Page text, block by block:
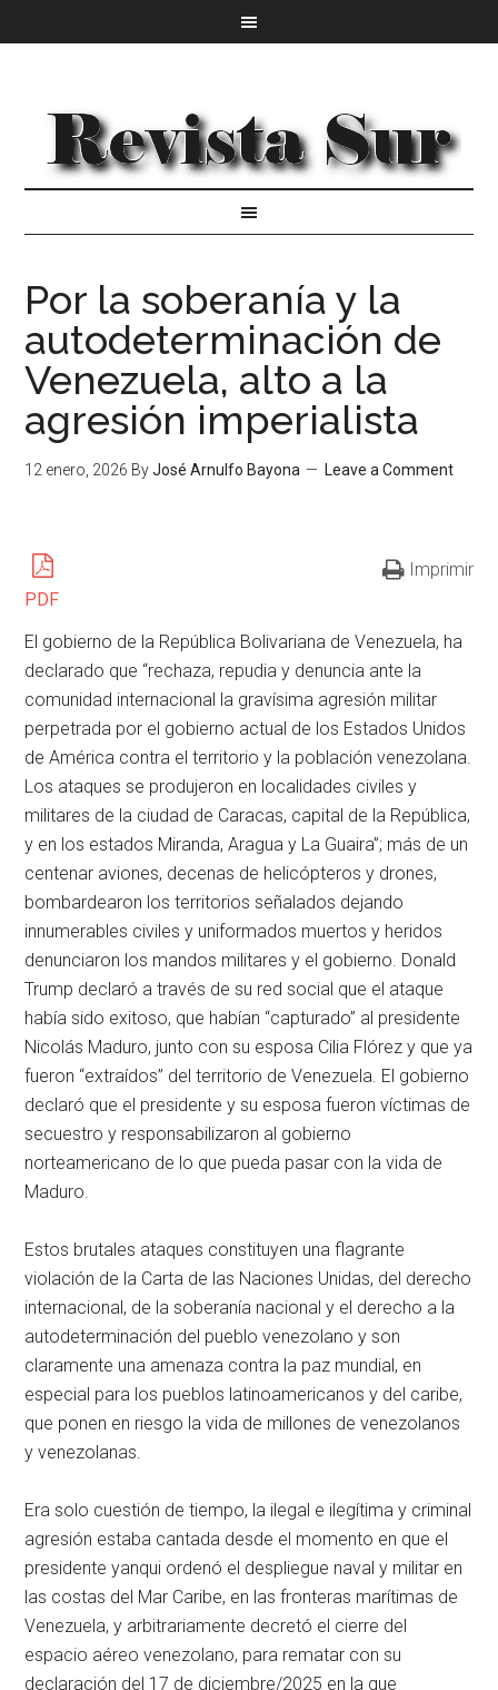
Por la soberanía y la
autodeterminación de
Venezuela, alto a la
agresión imperialista
12 enero, 2026 ByJosé Arnulfo Bayona Leave a Comment
PDF
Imprimir
El gobierno de la República Bolivariana de Venezuela, ha
declarado que “rechaza, repudia y denuncia ante la
comunidad internacional la gravísima agresión militar
perpetrada por el gobierno actual de los Estados Unidos
de América contra el territorio y la población venezolana.
Los ataques se produjeron en localidades civiles y
militares de la ciudad de Caracas, capital de la República,
y en los estados Miranda, Aragua y La Guaira”; más de un
centenar aviones, decenas de helicópteros y drones,
bombardearon los territorios señalados dejando
innumerables civiles y uniformados muertos y heridos
denunciaron los mandos militares y el gobierno. Donald
Trump declaró a través de su red social que el ataque
había sido exitoso, que habían “capturado” al presidente
Nicolás Maduro, junto con su esposa Cilia Flórez y que ya
fueron “extraídos” del territorio de Venezuela. El gobierno
declaró que el presidente y su esposa fueron víctimas de
secuestro y responsabilizaron al gobierno
norteamericano de lo que pueda pasar con la vida de
Maduro.
Estos brutales ataques constituyen una flagrante
violación de la Carta de las Naciones Unidas, del derecho
internacional, de la soberanía nacional y el derecho a la
autodeterminación del pueblo venezolano y son
claramente una amenaza contra la paz mundial, en
especial para los pueblos latinoamericanos y del caribe,
que ponen en riesgo la vida de millones de venezolanos
y venezolanas.
Era solo cuestión de tiempo, la ilegal e ilegítima y criminal
agresión estaba cantada desde el momento en que el
presidente yanqui ordenó el despliegue naval y militar en
las costas del Mar Caribe, en las fronteras marítimas de
Venezuela, y arbitrariamente decretó el cierre del
espacio aéreo venezolano, para rematar con su
declaración del 17 de diciembre/2025 en la que